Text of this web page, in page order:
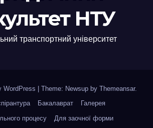
НТУ
транспортний університет
WordPress Theme: Newsup by Themeansar.
Бакалаврат
Галерея
процесу
Для заочної форми